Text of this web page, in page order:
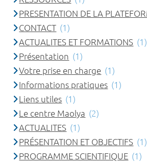
PRESENTATION DE LA
CONTACT (1)
ACTUALITES ET FORMATIONS (1)
Présentation (1)
Votre prise en charge (1)
Informations pratiques (1)
Liens utiles (1)
Le centre Maolya (2)
ACTUALITES (1)
PRÉSENTATION ET OBJECTIFS (1)
PROGRAMME SCIENTIFIQUE (1)